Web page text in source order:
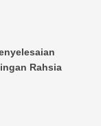
Rahsia